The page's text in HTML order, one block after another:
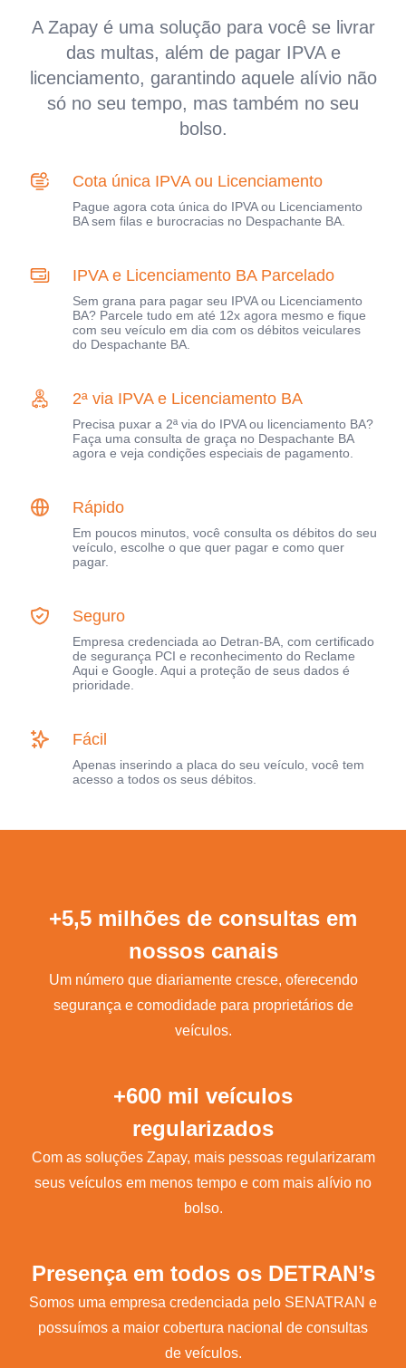
A Zapay é uma solução para você se livrar
das multas, além de pagar IPVA e
licenciamento, garantindo aquele alívio não
só no seu tempo, mas também no seu
bolso.
Cota única IPVA ou Licenciamento
Pague agora cota única do IPVA ou Licenciamento
BA sem filas e burocracias no Despachante BA.
IPVA e Licenciamento BA Parcelado
Sem grana para pagar seu IPVA ou Licenciamento
BA? Parcele tudo em até 12x agora mesmo e fique
com seu veículo em dia com os débitos veiculares
do Despachante BA.
2ª via IPVA e Licenciamento BA
Precisa puxar a 2ª via do IPVA ou licenciamento BA?
Faça uma consulta de graça no Despachante BA
agora e veja condições especiais de pagamento.
Rápido
Em poucos minutos, você consulta os débitos do seu
veículo, escolhe o que quer pagar e como quer
pagar.
Seguro
Empresa credenciada ao Detran-BA, com certificado
de segurança PCI e reconhecimento do Reclame
Aqui e Google. Aqui a proteção de seus dados é
prioridade.
Fácil
Apenas inserindo a placa do seu veículo, você tem
acesso a todos os seus débitos.
+5,5 milhões de consultas em
nossos canais
Um número que diariamente cresce, oferecendo
segurança e comodidade para proprietários de
veículos.
+600 mil veículos
regularizados
Com as soluções Zapay, mais pessoas regularizaram
seus veículos em menos tempo e com mais alívio no
bolso.
Presença em todos os DETRAN’s
Somos uma empresa credenciada pelo SENATRAN e
possuímos a maior cobertura nacional de consultas
de veículos.